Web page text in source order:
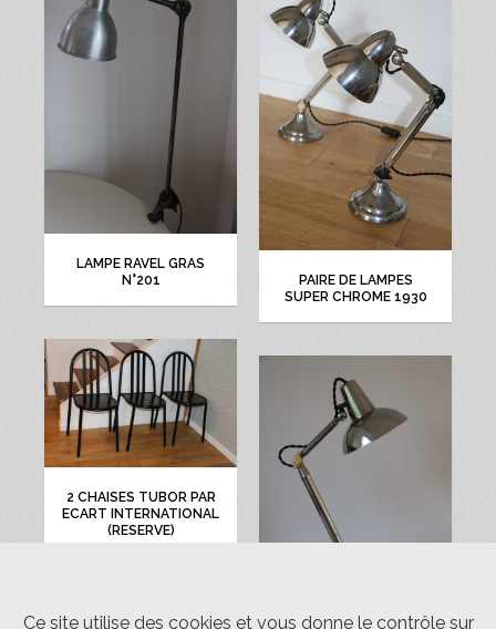
LAMPE RAVEL GRAS
N°201
PAIRE DE LAMPES
SUPER CHROME 1930
2 CHAISES TUBOR PAR
ECART INTERNATIONAL
(RESERVE)
Ce site utilise des cookies et vous donne le contrôle sur